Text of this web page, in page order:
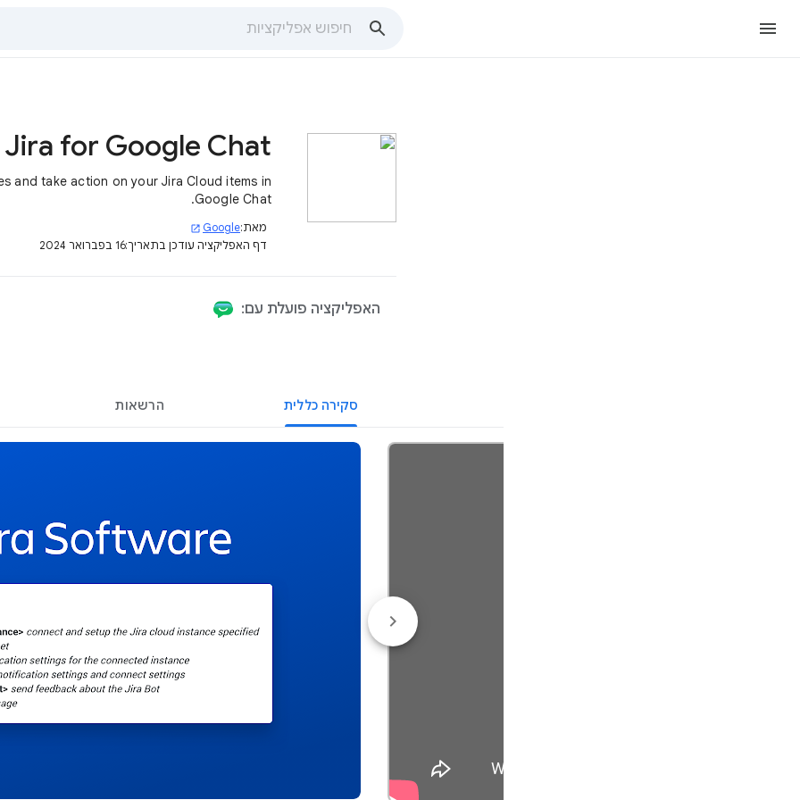
Jira for Google Chat
and take action on your Jira Cloud items in
Google Chat.
מאת:Google
open_in_new
דף האפליקציה עודכן בתאריך:16 בפברואר 2024
האפליקציה פועלת עם:
סקירה כללית הרשאות